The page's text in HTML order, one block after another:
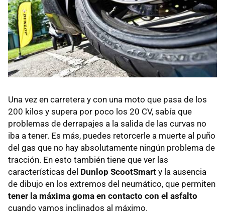
Una vez en carretera y con una moto que pasa de los
200 kilos y supera por poco los 20 CV, sabía que
problemas de derrapajes a la salida de las curvas no
iba a tener. Es más, puedes retorcerle a muerte al puño
del gas que no hay absolutamente ningún problema de
tracción. En esto también tiene que ver las
características del Dunlop ScootSmart y la ausencia
de dibujo en los extremos del neumático, que permiten
tener la máxima goma en contacto con el asfalto
cuando vamos inclinados al máximo.